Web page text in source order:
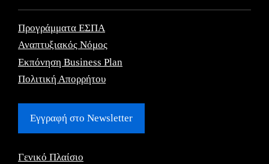
Προγράμματα ΕΣΠΑ
Αναπτυξιακός Νόμος
Εκπόνηση Business Plan
Πολιτική Απορρήτου
Εγγραφή στο Newsletter
Γενικό Πλαίσιο